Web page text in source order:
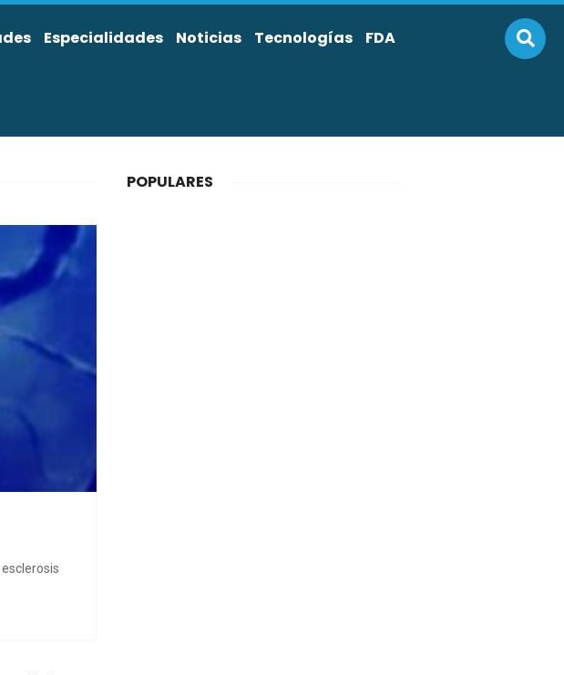
Especialidades Noticias Tecnologías FDA
POPULARES